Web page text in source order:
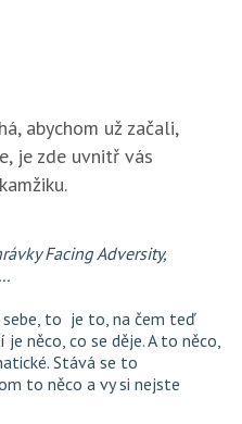
abychom už začali,
je zde uvnitř vás
Facing Adversity,
to je to, na čem teď
něco, co se děje. A to něco,
Stává se to
to něco a vy si nejste